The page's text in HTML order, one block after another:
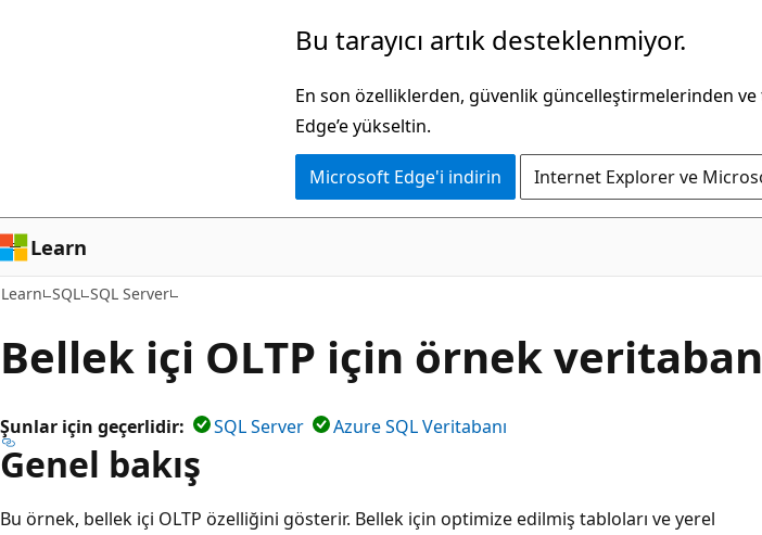
Bu tarayıcı artık desteklenmiyor.
En son özelliklerden, güvenlik güncelleştirmelerinden
Edge’e yükseltin.
Microsoft Edge'i indirin Internet Explorer ve
Learn
Learn SQL SQL Server
Bellek içi OLTP için örnek
Şunlar için geçerlidir: SQL Server Azure SQL Veritabanı
Genel bakış
Bu örnek, bellek içi OLTP özelliğini gösterir. Bellek için optimize edilmiş tabloları ve yerel